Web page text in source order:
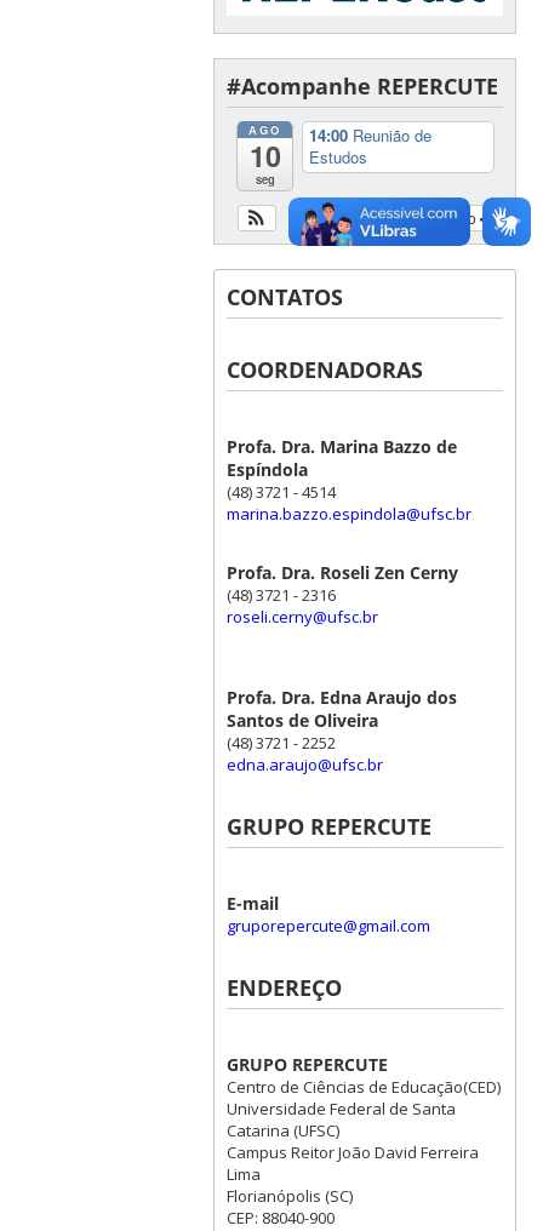
#Acompanhe REPERCUTE
AGO
10
seg
14:00 Reunião de
Estudos
Ver calendário
CONTATOS
COORDENADORAS
Profa. Dra. Marina Bazzo de
Espíndola
(48) 3721 - 4514
marina.bazzo.espindola@ufsc.br
Profa. Dra. Roseli Zen Cerny
(48) 3721 - 2316
roseli.cerny@ufsc.br
Profa. Dra. Edna Araujo dos
Santos de Oliveira
(48) 3721 - 2252
edna.araujo@ufsc.br
GRUPO REPERCUTE
E-mail
gruporepercute@gmail.com
ENDEREÇO
GRUPO REPERCUTE
Centro de Ciências de Educação(CED)
Universidade Federal de Santa
Catarina (UFSC)
Campus Reitor João David Ferreira
Lima
Florianópolis (SC)
CEP: 88040-900